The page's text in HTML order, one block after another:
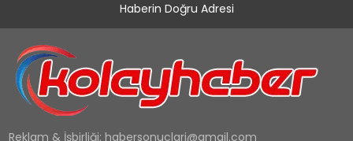
Haberin Doğru Adresi
Reklam & İşbirliği: habersonuclari@gmail.com